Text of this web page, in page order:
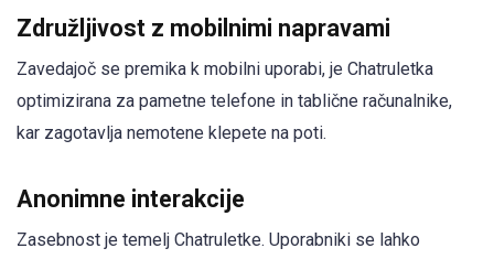
Združljivost z mobilnimi napravami
Zavedajoč se premika k mobilni uporabi, je Chatruletka
optimizirana za pametne telefone in tablične računalnike,
kar zagotavlja nemotene klepete na poti.
Anonimne interakcije
Zasebnost je temelj Chatruletke. Uporabniki se lahko